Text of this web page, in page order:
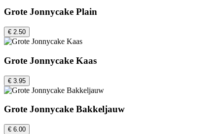
Grote Jonnycake Plain
€ 2.50
Grote Jonnycake Kaas
€ 3.95
Grote Jonnycake Bakkeljauw
€ 6.00